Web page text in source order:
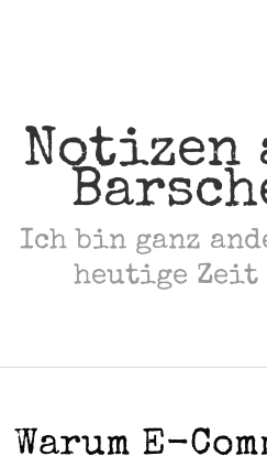
Notizen
Ich bin ganz
heutige
Warum E-